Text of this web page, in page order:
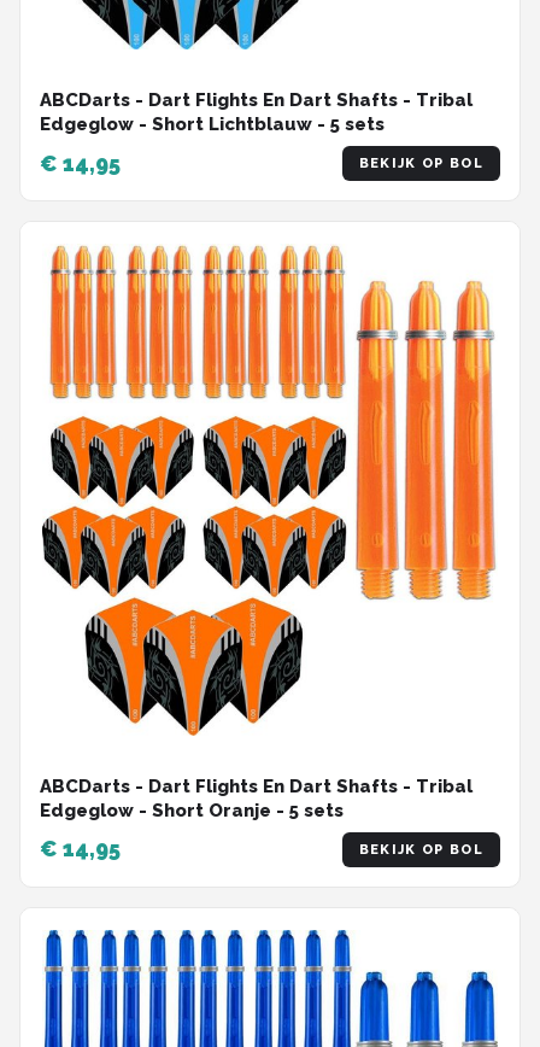
ABCDarts - Dart Flights En Dart Shafts - Tribal
Edgeglow - Short Lichtblauw - 5 sets
€ 14,95 BEKIJK OP BOL
ABCDarts - Dart Flights En Dart Shafts - Tribal
Edgeglow - Short Oranje - 5 sets
€ 14,95 BEKIJK OP BOL